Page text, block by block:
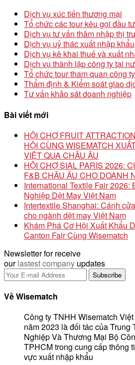
Dịch vụ xúc tiến thương mại
Tổ chức các tour kêu gọi đầu
Dịch vụ tư vấn thâm nhập thị
Dịch vụ uỷ thác xuất nhập khẩu
Dịch vụ kê khai thuế và xuất
Dịch vụ thành lập công ty tại
Tổ chức tour tham quan công
Thẩm định & Kiểm soát giao
Tư vấn khảo sát doanh nghiệp
Bài viết mới
HỘI CHỢ FRUIT
HỘI CÙNG WISEMATCH
VIỆT QUA CHÂU ÂU
HỘI CHỢ SIAL PARIS 2026:
F&B CHÂU ÂU CHO DOANH
International Textile Fair
Nghiệp Dệt May Việt Nam
Intertextile Shanghai: Cánh
cho ngành dệt may Việt Nam
Khám Phá Cơ Hội Xuất Khẩu
Canton Fair Cùng Wisematch
Newsletter for receive
ourlastest company updates
Về Wisematch
Công ty TNHH Wisematch
năm 2023 là đối tác của Trung
Nghiệp Và Thương Mại Bộ
TPHCM trong cung cấp thông
vực xuất nhập khẩu